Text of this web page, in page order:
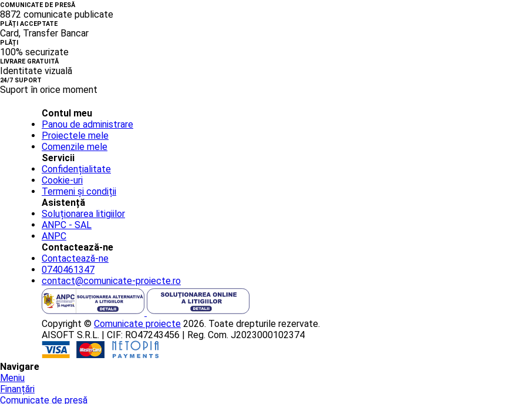
COMUNICATE DE PRESĂ
8872 comunicate publicate
PLĂȚI ACCEPTATE
Card, Transfer Bancar
PLĂȚI
100% securizate
LIVRARE GRATUITĂ
Identitate vizuală
24/7 SUPORT
Suport în orice moment
Contul meu
Panou de administrare
Proiectele mele
Comenzile mele
Servicii
Confidențialitate
Cookie-uri
Termeni și condiții
Asistență
Soluționarea litigiilor
ANPC - SAL
ANPC
Contactează-ne
Contactează-ne
0740461347
contact@comunicate-proiecte.ro
Copyright © Comunicate proiecte 2026. Toate drepturile rezervate.
AISOFT S.R.L. | CIF: RO47243456 | Reg. Com. J2023000102374
Navigare
Meniu
Finanțări
Comunicate de presă